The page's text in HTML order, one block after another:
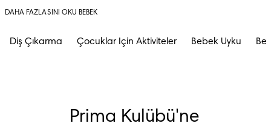
DAHA FAZLASINI OKU BEBEK
Diş Çıkarma Çocuklar Için Aktiviteler Bebek Uyku
Prima Kulübü'ne